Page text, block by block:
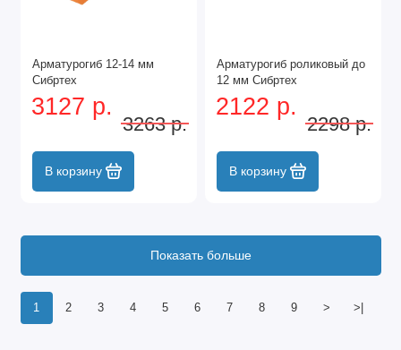
Арматурогиб 12-14 мм
Сибртех
3127 р.
3263 р.
В корзину
Арматурогиб роликовый до
12 мм Сибртех
2122 р.
2298 р.
В корзину
1 2 3 4 5 6 7 8 9 > >|
Показать больше